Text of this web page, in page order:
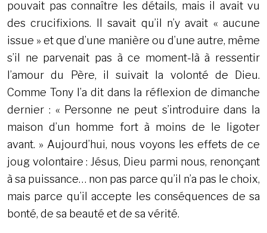
pouvait pas connaître les détails, mais il avait vu
des crucifixions. Il savait qu’il n’y avait « aucune
issue » et que d’une manière ou d’une autre, même
s’il ne parvenait pas à ce moment-là à ressentir
l’amour du Père, il suivait la volonté de Dieu.
Comme Tony l’a dit dans la réflexion de dimanche
dernier : « Personne ne peut s’introduire dans la
maison d’un homme fort à moins de le ligoter
avant. » Aujourd’hui, nous voyons les effets de ce
joug volontaire : Jésus, Dieu parmi nous, renonçant
à sa puissance… non pas parce qu’il n’a pas le choix,
mais parce qu’il accepte les conséquences de sa
bonté, de sa beauté et de sa vérité.